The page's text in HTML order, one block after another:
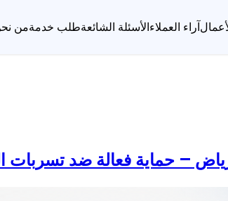
آراء العملاءالأسئلة الشائعةطلب خدمةمن
– حماية فعالة ضد تسربات